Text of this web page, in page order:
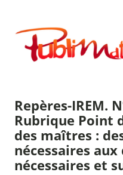
contenu
Publimath
Repères-IREM.
Rubrique Point
des maîtres :
nécessaires
nécessaires et